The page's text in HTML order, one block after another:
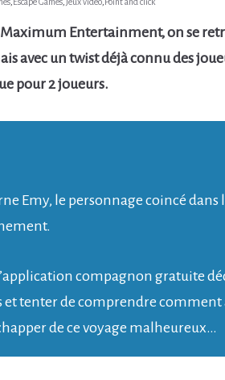
Maximum Entertainment, on se
avec un twist déjà connu des
pour 2 joueurs.
Emy, le personnage coincé dans
compagnon gratuite
tenter de comprendre comment
de ce voyage malheureux…